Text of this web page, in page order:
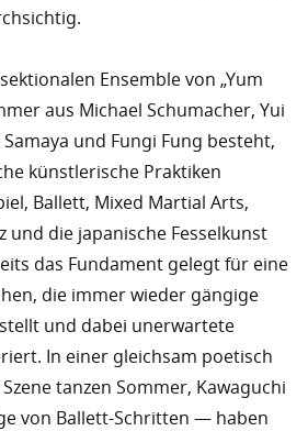
Ensemble von „Yum
aus Michael Schumacher, Yui
Samaya und Fungi Fung besteht,
künstlerische Praktiken
Ballett, Mixed Martial Arts,
und die japanische Fesselkunst
das Fundament gelegt für eine
die immer wieder gängige
und dabei unerwartete
In einer gleichsam poetisch
tanzen Sommer, Kawaguchi
von Ballett-Schritten — haben